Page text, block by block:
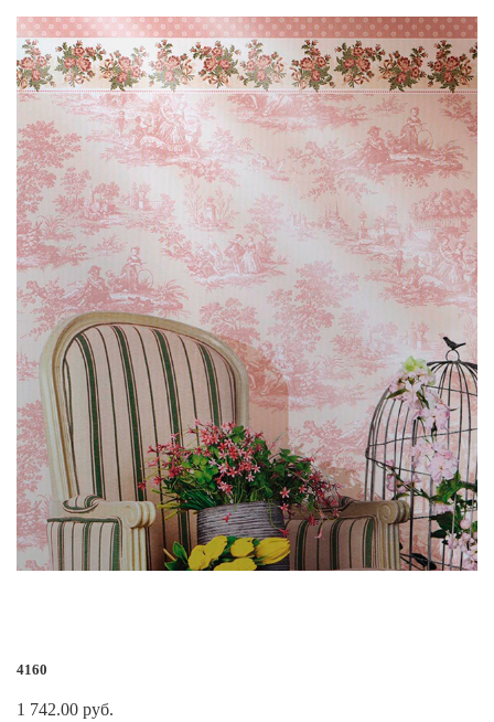
4160
1 742.00 руб.